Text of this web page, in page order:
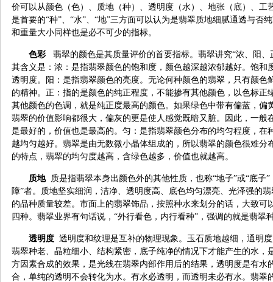
价可以从颜色（色）、质地（种）、透明度（水）、地张（底）、工
是首要的“种”、“水”、“地”三方面可以认为是翡翠质地细腻通透与否
和重量大小同样也是必不可少的指标。
色彩 翡翠的颜色是其质量评价的首要指标。翡翠讲究“浓、阳
其含义是：浓：是指翡翠颜色的饱和度，颜色越深越浓郁越好。饱和
透明度。阳：是指翡翠颜色的亮度。无论何种颜色的翡翠，只有颜色
的精神。正：指的是颜色的纯正程度，不能掺有其他颜色，以色标正
其他颜色的色调，就是纯正度最高的颜色。如果绿色中带有偏蓝，偏
翡翠的价值影响都很大，偏灰的更是使人感觉既暗又脏。因此，一般
是最好的，价值也是最高的。匀：是指翡翠颜色分布的均匀程度，在
越均匀越好。翡翠是由无数微小晶体组成的，所以翡翠的颜色很难分
的特点，翡翠的均匀度越高，含绿色越多，价值也就越高。
质地质是指翡翠本身出颜色外的其他性质，也称“地子”或“底子”
障”者。质地坚实细润，洁净、透明度高、底色均匀漂亮、光泽强的
的品种质量较差。市面上的翡翠饰品，按照种水来划分的话，大致可
四种。翡翠业界有句话说，“外行看色，内行看种”，强调的就是翡翠
透明度 透明度和纹理是互补的物理现象。玉石质地越细，通明
翡翠种老、晶粒细小、结构紧密，底子纯净的情况下才能产生的水，
方因素合成的效果，是光线在翡翠内部作用后的结果，透明度是有水
合，单纯的透明不会转化为水。有水必透明，而透明未必有水。翡翠